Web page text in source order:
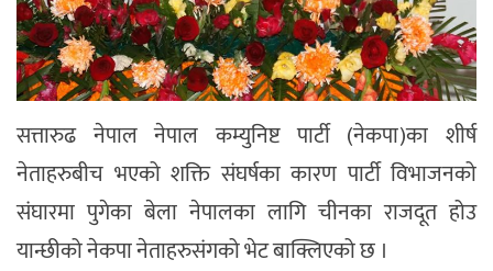
सत्तारुढ नेपाल नेपाल कम्युनिष्ट पार्टी (नेकपा)का शीर्ष
नेताहरुबीच भएको शक्ति संघर्षका कारण पार्टी विभाजनको
संघारमा पुगेका बेला नेपालका लागि चीनका राजदूत होउ
यान्छीको नेकपा नेताहरुसंगको भेट बाक्लिएको छ ।